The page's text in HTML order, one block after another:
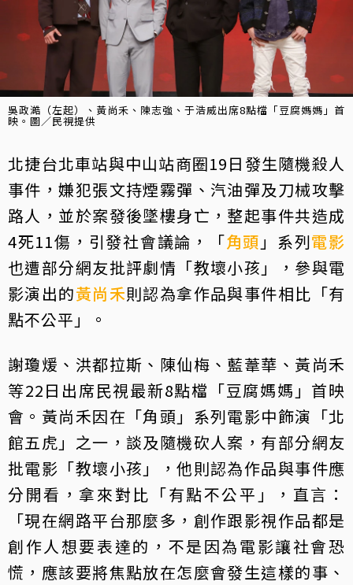
吳政澔（左起）、黃尚禾、陳志強、于浩威出席8點檔「豆腐媽媽」首
映。圖／民視提供
北捷台北車站與中山站商圈19日發生隨機殺人
事件，嫌犯張文持煙霧彈、汽油彈及刀械攻擊
路人，並於案發後墜樓身亡，整起事件共造成
4死11傷，引發社會議論，「角頭 」系列電影
也遭部分網友批評劇情「教壞小孩」，參與電
影演出的黃尚禾則認為拿作品與事件相比「有
點不公平」。
謝瓊煖、洪都拉斯、陳仙梅、藍葦華、黃尚禾
等22日出席民視最新8點檔「豆腐媽媽」首映
會。黃尚禾因在「角頭」系列電影中飾演「北
館五虎」之一，談及隨機砍人案，有部分網友
批電影「教壞小孩」，他則認為作品與事件應
分開看，拿來對比「有點不公平」，直言：
「現在網路平台那麼多，創作跟影視作品都是
創作人想要表達的，不是因為電影讓社會恐
慌，應該要將焦點放在怎麼會發生這樣的事、